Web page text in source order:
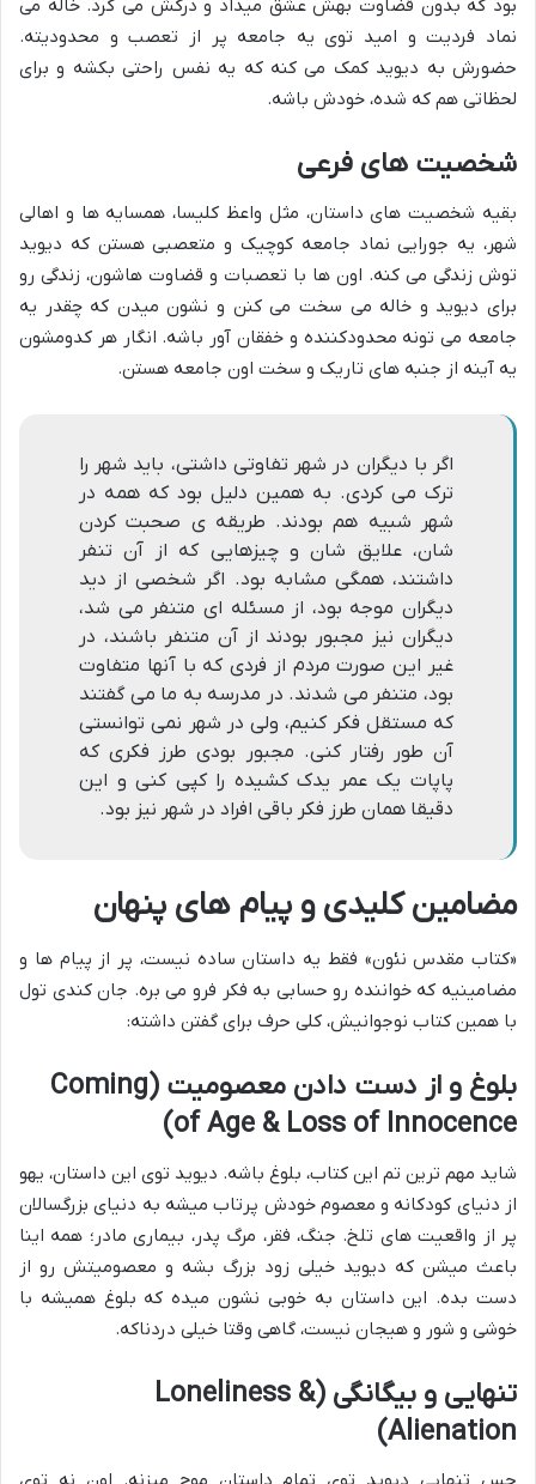
بود که بدون قضاوت بهش عشق میداد و درکش می کرد. خاله می
نماد فردیت و امید توی یه جامعه پر از تعصب و محدودیته.
حضورش به دیوید کمک می کنه که یه نفس راحتی بکشه و برای
لحظاتی هم که شده، خودش باشه.
شخصیت های فرعی
بقیه شخصیت های داستان، مثل واعظ کلیسا، همسایه ها و اهالی
شهر، یه جورایی نماد جامعه کوچیک و متعصبی هستن که دیوید
توش زندگی می کنه. اون ها با تعصبات و قضاوت هاشون، زندگی رو
برای دیوید و خاله می سخت می کنن و نشون میدن که چقدر یه
جامعه می تونه محدودکننده و خفقان آور باشه. انگار هر کدومشون
یه آینه از جنبه های تاریک و سخت اون جامعه هستن.
اگر با دیگران در شهر تفاوتى داشتى، باید شهر را
ترک مى کردى. به همین دلیل بود که همه در
شهر شبیه هم بودند. طریقه ى صحبت کردن
شان، علایق شان و چیزهایى که از آن تنفر
داشتند، همگى مشابه بود. اگر شخصى از دید
دیگران موجه بود، از مسئله اى متنفر مى شد،
دیگران نیز مجبور بودند از آن متنفر باشند، در
غیر این صورت مردم از فردى که با آنها متفاوت
بود، متنفر مى شدند. در مدرسه به ما مى گفتند
که مستقل فکر کنیم، ولى در شهر نمى توانستى
آن طور رفتار کنى. مجبور بودى طرز فکرى که
پاپات یک عمر یدک کشیده را کپى کنى و این
دقیقا همان طرز فکر باقى افراد در شهر نیز بود.
مضامین کلیدی و پیام های پنهان
«کتاب مقدس نئون» فقط یه داستان ساده نیست، پر از پیام ها و
مضامینیه که خواننده رو حسابی به فکر فرو می بره. جان کندی تول
با همین کتاب نوجوانیش، کلی حرف برای گفتن داشته:
بلوغ و از دست دادن معصومیت (Coming
of Age & Loss of Innocence)
شاید مهم ترین تم این کتاب، بلوغ باشه. دیوید توی این داستان، یهو
از دنیای کودکانه و معصوم خودش پرتاب میشه به دنیای بزرگسالان
پر از واقعیت های تلخ. جنگ، فقر، مرگ پدر، بیماری مادر؛ همه اینا
باعث میشن که دیوید خیلی زود بزرگ بشه و معصومیتش رو از
دست بده. این داستان به خوبی نشون میده که بلوغ همیشه با
خوشی و شور و هیجان نیست، گاهی وقتا خیلی دردناکه.
تنهایی و بیگانگی (Loneliness &
Alienation)